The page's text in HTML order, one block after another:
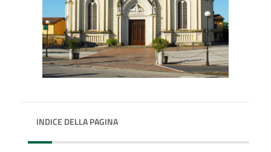
INDICE DELLA PAGINA